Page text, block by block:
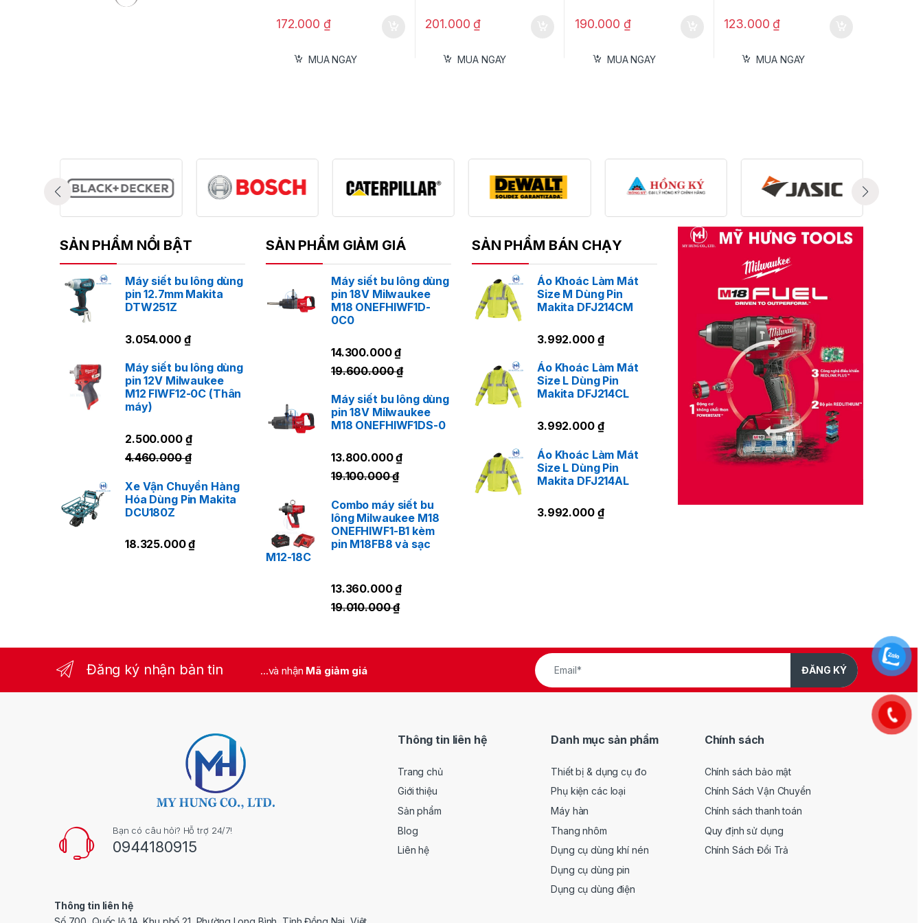
172.000 ₫
MUA NGAY
201.000 ₫
MUA NGAY
190.000 ₫
MUA NGAY
123.000 ₫
MUA NGAY
SẢN PHẨM NỔI BẬT
Máy siết bu lông dùng
pin 12.7mm Makita
DTW251Z
3.054.000 ₫
Máy siết bu lông dùng
pin 12V Milwaukee
M12 FIWF12-0C (Thân
máy)
2.500.000 ₫
4.460.000₫
Xe Vận Chuyển Hàng
Hóa Dùng Pin Makita
DCU180Z
18.325.000₫
SẢN PHẨM GIẢM GIÁ
Máy siết bu lông dùng
pin 18V Milwaukee
M18 ONEFHIWF1D-
0C0
14.300.000₫
19.600.000₫
Máy siết bu lông dùng
pin 18V Milwaukee
M18 ONEFHIWF1DS-0
13.800.000₫
19.100.000₫
Combo máy siết bu
lông Milwaukee M18
ONEFHIWF1-B1 kèm
pin M18FB8 và sạc
M12-18C
13.360.000₫
19.010.000₫
SẢN PHẨM BÁN CHẠY
Áo Khoác Làm Mát
Size M Dùng Pin
Makita DFJ214CM
3.992.000 ₫
Áo Khoác Làm Mát
Size L Dùng Pin
Makita DFJ214CL
3.992.000 ₫
Áo Khoác Làm Mát
Size L Dùng Pin
Makita DFJ214AL
3.992.000 ₫
Đăng ký nhận bản tin ...và nhận Mã giảm giá ĐĂNG KÝ
Bạn có câu hỏi? Hỗ trợ 24/7!
0944180915
Thông tin liên hệ
Thông tin liên hệ
Trang chủ
Giới thiệu
Sản phẩm
Blog
Liên hệ
Danh mục sản phẩm
Thiết bị & dụng cụ đo
Phụ kiện các loại
Máy hàn
Thang nhôm
Dụng cụ dùng khí nén
Dụng cụ dùng pin
Dụng cụ dùng điện
Chính sách
Chính sách bảo mật
Chính Sách Vận Chuyển
Chính sách thanh toán
Quy định sử dụng
Chính Sách Đổi Trả